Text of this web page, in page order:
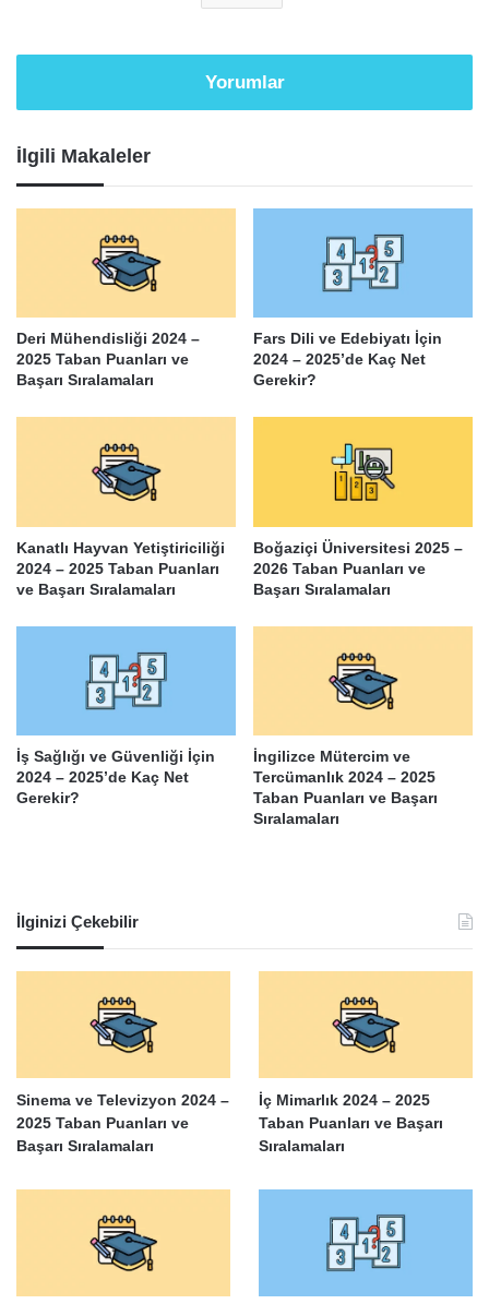
Yorumlar
İlgili Makaleler
Deri Mühendisliği 2024 –
2025 Taban Puanları ve
Başarı Sıralamaları
Fars Dili ve Edebiyatı İçin
2024 – 2025’de Kaç Net
Gerekir?
Kanatlı Hayvan Yetiştiriciliği
2024 – 2025 Taban Puanları
ve Başarı Sıralamaları
Boğaziçi Üniversitesi 2025 –
2026 Taban Puanları ve
Başarı Sıralamaları
İş Sağlığı ve Güvenliği İçin
2024 – 2025’de Kaç Net
Gerekir?
İngilizce Mütercim ve
Tercümanlık 2024 – 2025
Taban Puanları ve Başarı
Sıralamaları
İlginizi Çekebilir
Sinema ve Televizyon 2024 –
2025 Taban Puanları ve
Başarı Sıralamaları
İç Mimarlık 2024 – 2025
Taban Puanları ve Başarı
Sıralamaları